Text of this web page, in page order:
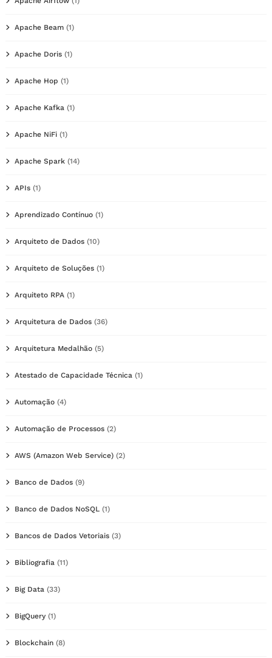
Apache Beam (1)
Apache Doris (1)
Apache Hop (1)
Apache Kafka (1)
Apache NiFi (1)
Apache Spark (14)
APIs (1)
Aprendizado Contínuo (1)
Arquiteto de Dados (10)
Arquiteto de Soluções (1)
Arquiteto RPA (1)
Arquitetura de Dados (36)
Arquitetura Medalhão (5)
Atestado de Capacidade Técnica (1)
Automação (4)
Automação de Processos (2)
AWS (Amazon Web Service) (2)
Banco de Dados (9)
Banco de Dados NoSQL (1)
Bancos de Dados Vetoriais (3)
Bibliografia (11)
Big Data (33)
BigQuery (1)
Blockchain (8)